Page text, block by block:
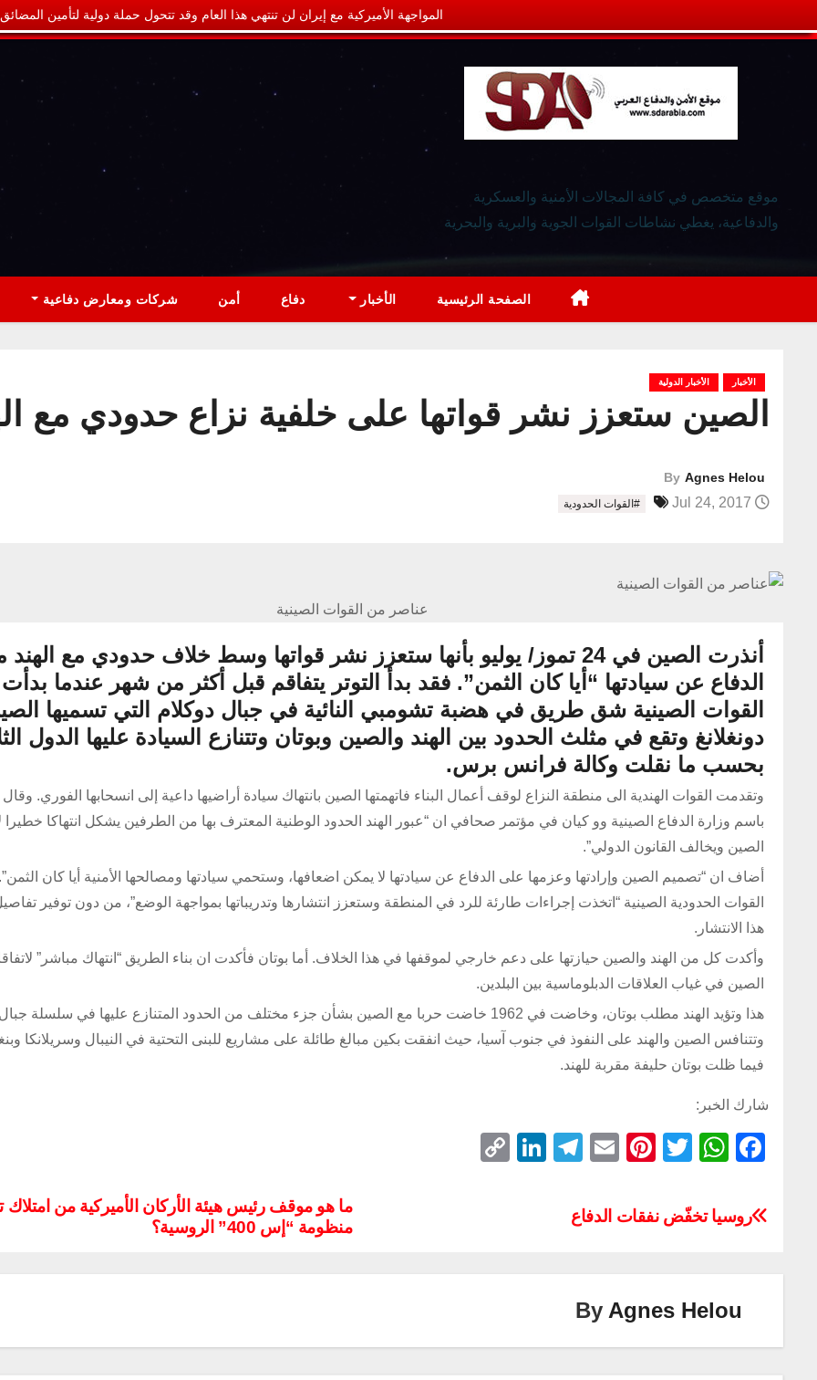
المواجهة الأميركية مع إيران لن تنتهي هذا العام وقد تتحول حملة دولية لتأمين المضائق
موقع متخصص في كافة المجالات الأمنية والعسكرية
والدفاعية، يغطي نشاطات القوات الجوية والبرية والبحرية
الصفحة الرئيسية الأخبار دفاع أمن شركات ومعارض دفاعية
الأخبار الأخبار الدولية
الصين ستعزز نشر قواتها على خلفية نزاع حدودي مع
By Agnes Helou
#القوات الحدودية
عناصر من القوات الصينية
أنذرت الصين في 24 تموز/ يوليو بأنها ستعزز نشر قواتها وسط خلاف حدودي مع
الدفاع عن سيادتها “أيا كان الثمن”. فقد بدأ التوتر يتفاقم قبل أكثر من شهر عندما بدأت
القوات الصينية شق طريق في هضبة تشومبي النائية في جبال دوكلام التي تسميها
دونغلانغ وتقع في مثلث الحدود بين الهند والصين وبوتان وتتنازع السيادة عليها الدول
بحسب ما نقلت وكالة فرانس برس.
وتقدمت القوات الهندية الى منطقة النزاع لوقف أعمال البناء فاتهمتها الصين بانتهاك سيادة أراضيها داعية إلى انسحابها الفوري.
باسم وزارة الدفاع الصينية وو كيان في مؤتمر صحافي ان “عبور الهند الحدود الوطنية المعترف بها من الطرفين يشكل انتهاكا خطيرا
الصين ويخالف القانون الدولي”.
أضاف ان “تصميم الصين وإرادتها وعزمها على الدفاع عن سيادتها لا يمكن اضعافها، وستحمي سيادتها ومصالحها الأمنية أيا كان
القوات الحدودية الصينية “اتخذت إجراءات طارئة للرد في المنطقة وستعزز انتشارها وتدريباتها بمواجهة الوضع”، من دون توفير
هذا الانتشار.
وأكدت كل من الهند والصين حيازتها على دعم خارجي لموقفها في هذا الخلاف. أما بوتان فأكدت ان بناء الطريق “انتهاك مباشر”
الصين في غياب العلاقات الدبلوماسية بين البلدين.
هذا وتؤيد الهند مطلب بوتان، وخاضت في 1962 خاضت حربا مع الصين بشأن جزء مختلف من الحدود المتنازع عليها في سلسلة
وتتنافس الصين والهند على النفوذ في جنوب آسيا، حيث انفقت بكين مبالغ طائلة على مشاريع للبنى التحتية في النيبال وسريلانكا
فيما ظلت بوتان حليفة مقربة للهند.
شارك الخبر:
F
e
o
k
W
at
p
T
tt
Pi
er
E
ail
T
Li
ما هو موقف رئيس هيئة الأركان الأميركية من امتلاك
منظومة “إس 400” الروسية؟
روسيا تخفّض نفقات الدفاع
By Agnes Helou